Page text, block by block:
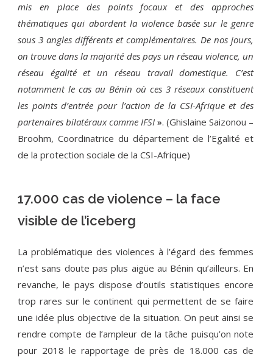
mis en place des points focaux et des approches
thématiques qui abordent la violence basée sur le genre
sous 3 angles différents et complémentaires. De nos jours,
on trouve dans la majorité des pays un réseau violence, un
réseau égalité et un réseau travail domestique. C’est
notamment le cas au Bénin où ces 3 réseaux constituent
les points d’entrée pour l’action de la CSI-Afrique et des
partenaires bilatéraux comme IFSI ». (Ghislaine Saizonou –
Broohm, Coordinatrice du département de l’Egalité et
de la protection sociale de la CSI-Afrique)
17.000 cas de violence – la face
visible de l’iceberg
La problématique des violences à l’égard des femmes
n’est sans doute pas plus aigüe au Bénin qu’ailleurs. En
revanche, le pays dispose d’outils statistiques encore
trop rares sur le continent qui permettent de se faire
une idée plus objective de la situation. On peut ainsi se
rendre compte de l’ampleur de la tâche puisqu’on note
pour 2018 le rapportage de près de 18.000 cas de